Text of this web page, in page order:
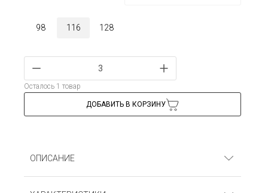
98 116 128
Осталось 1 товар
ДОБАВИТЬ В КОРЗИНУ
ОПИСАНИЕ